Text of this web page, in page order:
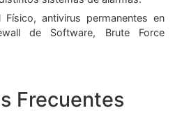
antivirus permanentes en
de Software, Brute Force
Frecuentes